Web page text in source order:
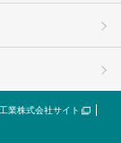
業株式会社サイト